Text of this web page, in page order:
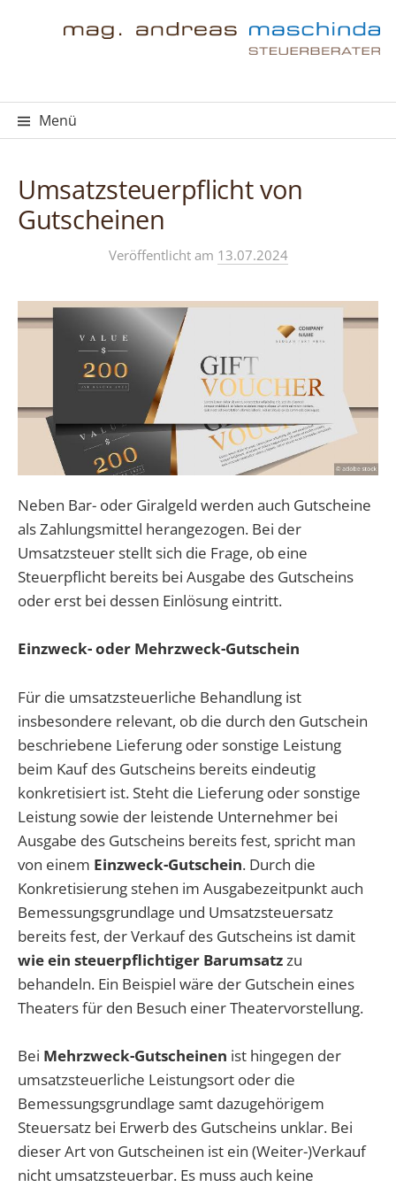
Menü
Umsatzsteuerpflicht von
Gutscheinen
Veröffentlicht am 13.07.2024
Neben Bar- oder Giralgeld werden auch Gutscheine
als Zahlungsmittel herangezogen. Bei der
Umsatzsteuer stellt sich die Frage, ob eine
Steuerpflicht bereits bei Ausgabe des Gutscheins
oder erst bei dessen Einlösung eintritt.
Einzweck- oder Mehrzweck-Gutschein
Für die umsatzsteuerliche Behandlung ist
insbesondere relevant, ob die durch den Gutschein
beschriebene Lieferung oder sonstige Leistung
beim Kauf des Gutscheins bereits eindeutig
konkretisiert ist. Steht die Lieferung oder sonstige
Leistung sowie der leistende Unternehmer bei
Ausgabe des Gutscheins bereits fest, spricht man
von einem Einzweck-Gutschein. Durch die
Konkretisierung stehen im Ausgabezeitpunkt auch
Bemessungsgrundlage und Umsatzsteuersatz
bereits fest, der Verkauf des Gutscheins ist damit
wie ein steuerpflichtiger Barumsatz zu
behandeln. Ein Beispiel wäre der Gutschein eines
Theaters für den Besuch einer Theatervorstellung.
Bei Mehrzweck-Gutscheinen ist hingegen der
umsatzsteuerliche Leistungsort oder die
Bemessungsgrundlage samt dazugehörigem
Steuersatz bei Erwerb des Gutscheins unklar. Bei
dieser Art von Gutscheinen ist ein (Weiter-)Verkauf
nicht umsatzsteuerbar. Es muss auch keine